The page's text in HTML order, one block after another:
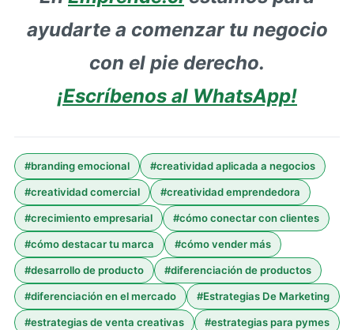
ayudarte a comenzar tu negocio
con el pie derecho.
¡Escríbenos al WhatsApp!
#branding emocional #creatividad aplicada a negocios
#creatividad comercial #creatividad emprendedora
#crecimiento empresarial #cómo conectar con clientes
#cómo destacar tu marca #cómo vender más
#desarrollo de producto #diferenciación de productos
#diferenciación en el mercado #Estrategias De Marketing
#estrategias de venta creativas #estrategias para pymes